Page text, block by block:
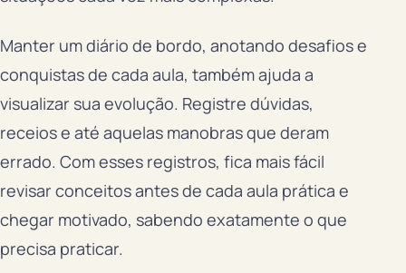
Manter um diário de bordo, anotando desafios e
conquistas de cada aula, também ajuda a
visualizar sua evolução. Registre dúvidas,
receios e até aquelas manobras que deram
errado. Com esses registros, fica mais fácil
revisar conceitos antes de cada aula prática e
chegar motivado, sabendo exatamente o que
precisa praticar.